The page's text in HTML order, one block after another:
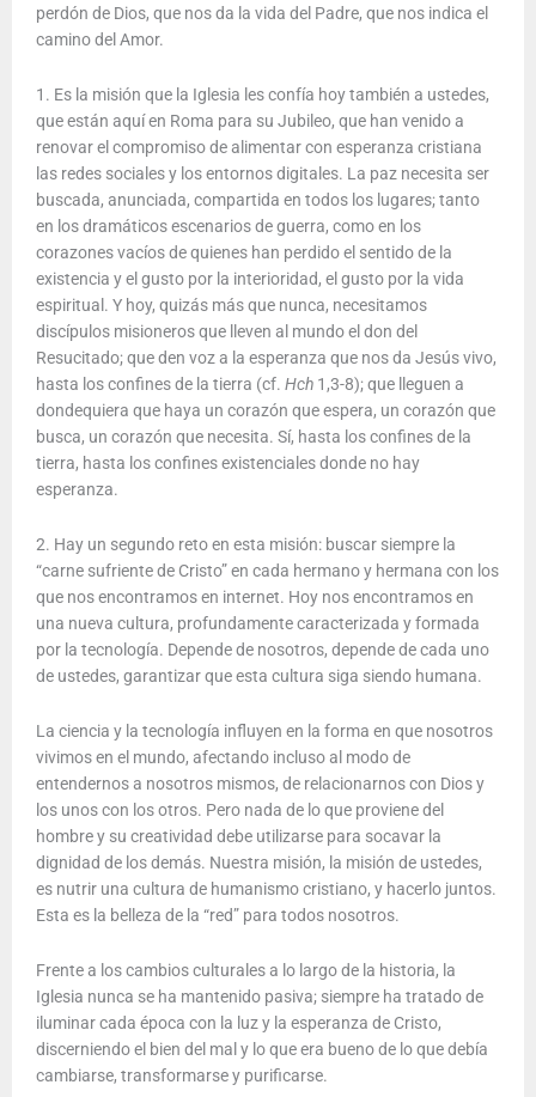
perdón de Dios, que nos da la vida del Padre, que nos indica el
camino del Amor.
1. Es la misión que la Iglesia les confía hoy también a ustedes,
que están aquí en Roma para su Jubileo, que han venido a
renovar el compromiso de alimentar con esperanza cristiana
las redes sociales y los entornos digitales. La paz necesita ser
buscada, anunciada, compartida en todos los lugares; tanto
en los dramáticos escenarios de guerra, como en los
corazones vacíos de quienes han perdido el sentido de la
existencia y el gusto por la interioridad, el gusto por la vida
espiritual. Y hoy, quizás más que nunca, necesitamos
discípulos misioneros que lleven al mundo el don del
Resucitado; que den voz a la esperanza que nos da Jesús vivo,
hasta los confines de la tierra (cf. Hch 1,3-8); que lleguen a
dondequiera que haya un corazón que espera, un corazón que
busca, un corazón que necesita. Sí, hasta los confines de la
tierra, hasta los confines existenciales donde no hay
esperanza.
2. Hay un segundo reto en esta misión: buscar siempre la
“carne sufriente de Cristo” en cada hermano y hermana con los
que nos encontramos en internet. Hoy nos encontramos en
una nueva cultura, profundamente caracterizada y formada
por la tecnología. Depende de nosotros, depende de cada uno
de ustedes, garantizar que esta cultura siga siendo humana.
La ciencia y la tecnología influyen en la forma en que nosotros
vivimos en el mundo, afectando incluso al modo de
entendernos a nosotros mismos, de relacionarnos con Dios y
los unos con los otros. Pero nada de lo que proviene del
hombre y su creatividad debe utilizarse para socavar la
dignidad de los demás. Nuestra misión, la misión de ustedes,
es nutrir una cultura de humanismo cristiano, y hacerlo juntos.
Esta es la belleza de la “red” para todos nosotros.
Frente a los cambios culturales a lo largo de la historia, la
Iglesia nunca se ha mantenido pasiva; siempre ha tratado de
iluminar cada época con la luz y la esperanza de Cristo,
discerniendo el bien del mal y lo que era bueno de lo que debía
cambiarse, transformarse y purificarse.